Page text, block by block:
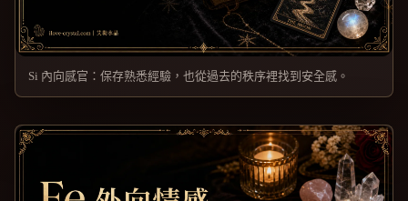
Si 內向感官：保存熟悉經驗，也從過去的秩序裡找到安全感。